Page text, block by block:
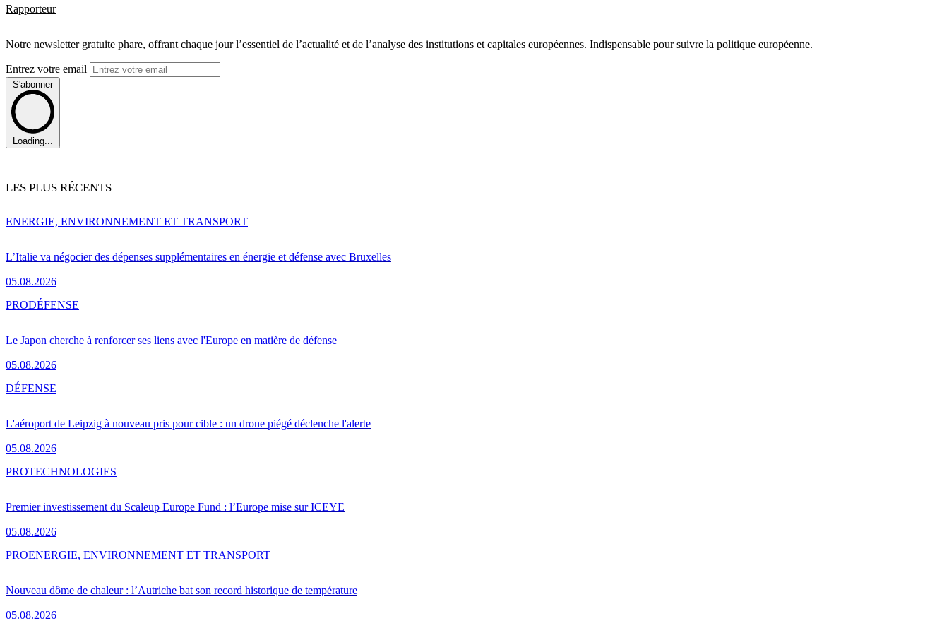
Rapporteur
Notre newsletter gratuite phare, offrant chaque jour l’essentiel de l’actualité et de l’analyse des institutions et capitales européennes. Indispensable pour suivre la politique européenne.
Entrez votre email
S'abonner
Loading...
LES PLUS RÉCENTS
L’Italie va négocier des dépenses supplémentaires en énergie et défense avec Bruxelles
05.08.2026
ENERGIE, ENVIRONNEMENT ET TRANSPORT
Le Japon cherche à renforcer ses liens avec l'Europe en matière de défense
05.08.2026
PRODÉFENSE
L'aéroport de Leipzig à nouveau pris pour cible : un drone piégé déclenche l'alerte
05.08.2026
DÉFENSE
Premier investissement du Scaleup Europe Fund : l’Europe mise sur ICEYE
05.08.2026
PROTECHNOLOGIES
Nouveau dôme de chaleur : l’Autriche bat son record historique de température
05.08.2026
PROENERGIE, ENVIRONNEMENT ET TRANSPORT